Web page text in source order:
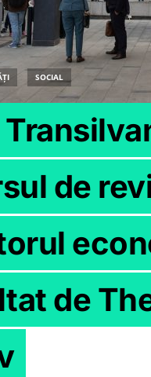
SOCIAL
de
de